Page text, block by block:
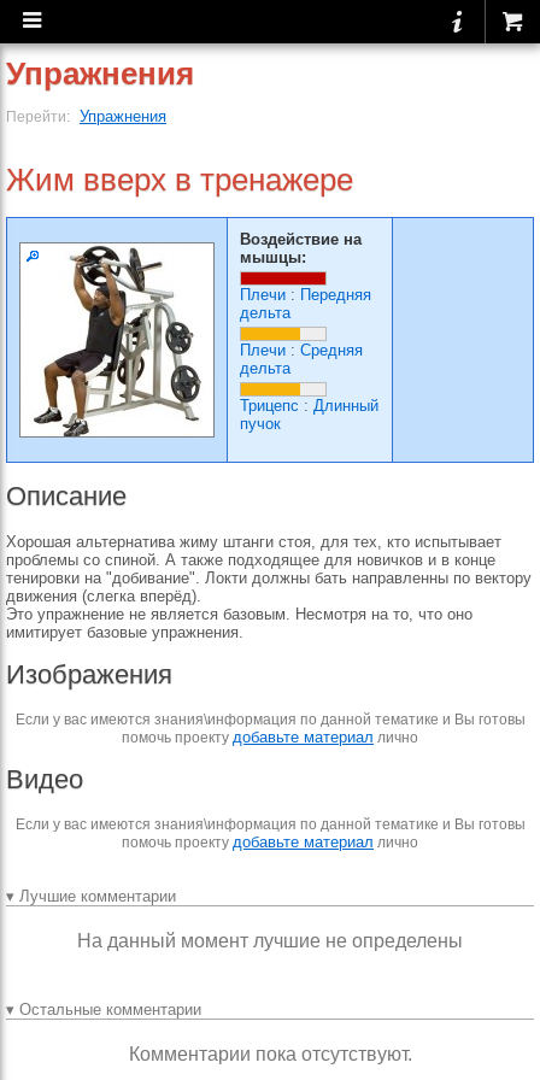
Упражнения
Перейти: Упражнения
Жим вверх в тренажере
Воздействие на
мышцы:
Плечи : Передняя
дельта
Плечи : Средняя
дельта
Трицепс : Длинный
пучок
Описание
Хорошая альтернатива жиму штанги стоя, для тех, кто испытывает
проблемы со спиной. А также подходящее для новичков и в конце
тенировки на "добивание". Локти должны бать направленны по вектору
движения (слегка вперёд).
Это упражнение не является базовым. Несмотря на то, что оно
имитирует базовые упражнения.
Изображения
Если у вас имеются знания\информация по данной тематике и Вы готовы
помочь проекту добавьте материал лично
Видео
Если у вас имеются знания\информация по данной тематике и Вы готовы
помочь проекту добавьте материал лично
▾ Лучшие комментарии
На данный момент лучшие не определены
▾ Остальные комментарии
Комментарии пока отсутствуют.